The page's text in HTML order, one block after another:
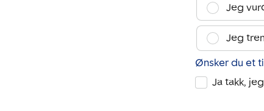
Jeg
Jeg
Ønsker du et
Ja takk,